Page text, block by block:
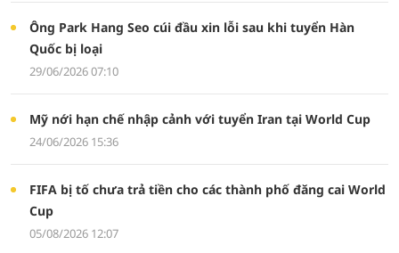
Ông Park Hang Seo cúi đầu xin lỗi sau khi tuyển Hàn
Quốc bị loại
29/06/2026 07:10
Mỹ nới hạn chế nhập cảnh với tuyển Iran tại World Cup
24/06/2026 15:36
FIFA bị tố chưa trả tiền cho các thành phố đăng cai World
Cup
05/08/2026 12:07